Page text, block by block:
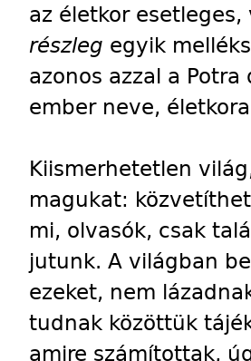
az életkor
részleg egyik
azonos azzal a
ember neve,
Kiismerhetetlen
magukat:
mi, olvasók, csak
jutunk. A világban
ezeket, nem
tudnak közöttük
amire számítottak,